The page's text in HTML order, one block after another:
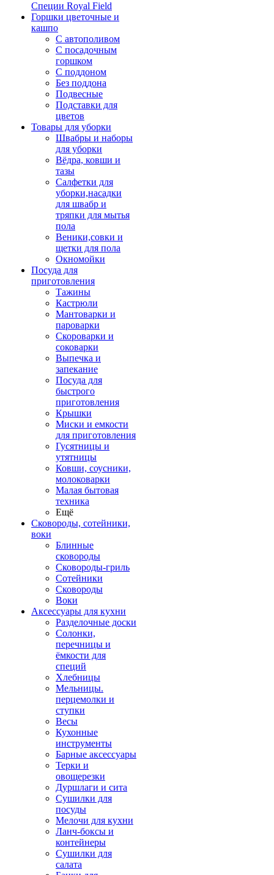
Специи Royal Field
Горшки цветочные и
кашпо
С автополивом
С посадочным
горшком
С поддоном
Без поддона
Подвесные
Подставки для
цветов
Товары для уборки
Швабры и наборы
для уборки
Вёдра, ковши и
тазы
Салфетки для
уборки,насадки
для швабр и
тряпки для мытья
пола
Веники,совки и
щетки для пола
Окномойки
Посуда для
приготовления
Тажины
Кастрюли
Мантоварки и
пароварки
Скороварки и
соковарки
Выпечка и
запекание
Посуда для
быстрого
приготовления
Крышки
Миски и емкости
для приготовления
Гусятницы и
утятницы
Ковши, соусники,
молоковарки
Малая бытовая
техника
Ещё
Сковороды, сотейники,
воки
Блинные
сковороды
Сковороды-гриль
Сотейники
Сковороды
Воки
Аксессуары для кухни
Разделочные доски
Солонки,
перечницы и
ёмкости для
специй
Хлебницы
Мельницы.
перцемолки и
ступки
Весы
Кухонные
инструменты
Барные аксессуары
Терки и
овощерезки
Дуршлаги и сита
Сушилки для
посуды
Мелочи для кухни
Ланч-боксы и
контейнеры
Сушилки для
салата